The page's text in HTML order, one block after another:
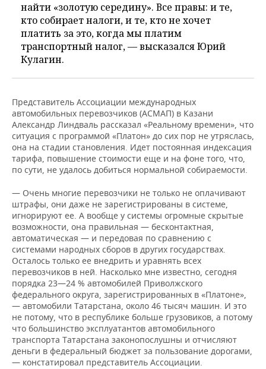
найти «золотую середину». Все правы: и те,
кто собирает налоги, и те, кто не хочет
платить за это, когда мы платим
транспортный налог, — высказался Юрий
Кулагин.
Представитель Ассоциации международных
автомобильных перевозчиков (АСМАП) в Казани
Александр Линдваль рассказал «Реальному времени», что
ситуация с программой «Платон» до сих пор не утряслась,
она на стадии становления. Идет постоянная индексация
тарифа, повышение стоимости еще и на фоне того, что,
по сути, не удалось добиться нормальной собираемости.
— Очень многие перевозчики не только не оплачивают
штрафы, они даже не зарегистрированы в системе,
игнорируют ее. А вообще у системы огромные скрытые
возможности, она правильная — бесконтактная,
автоматическая — и передовая по сравнению с
системами народных сборов в других государствах.
Осталось только ее внедрить и уравнять всех
перевозчиков в ней. Насколько мне известно, сегодня
порядка 23—24 % автомобилей Приволжского
федерального округа, зарегистрированных в «Платоне»,
— автомобили Татарстана, около 46 тысяч машин. И это
не потому, что в республике больше грузовиков, а потому
что большинство эксплуатантов автомобильного
транспорта Татарстана законопослушны и отчисляют
деньги в федеральный бюджет за пользование дорогами,
— констатировал представитель Ассоциации.